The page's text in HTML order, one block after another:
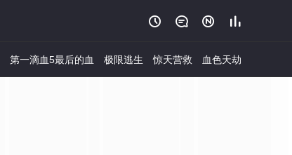
   
第一滴血5最后的血 极限逃生 惊天营救 血色天劫